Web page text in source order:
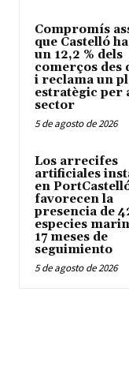
Compromís
que Castelló
un 12,2 % dels
comerços des
i reclama un
estratègic per
sector
5 de agosto de 2026
Los arrecifes
artificiales
en
favorecen la
presencia de
especies
17 meses de
seguimiento
5 de agosto de 2026